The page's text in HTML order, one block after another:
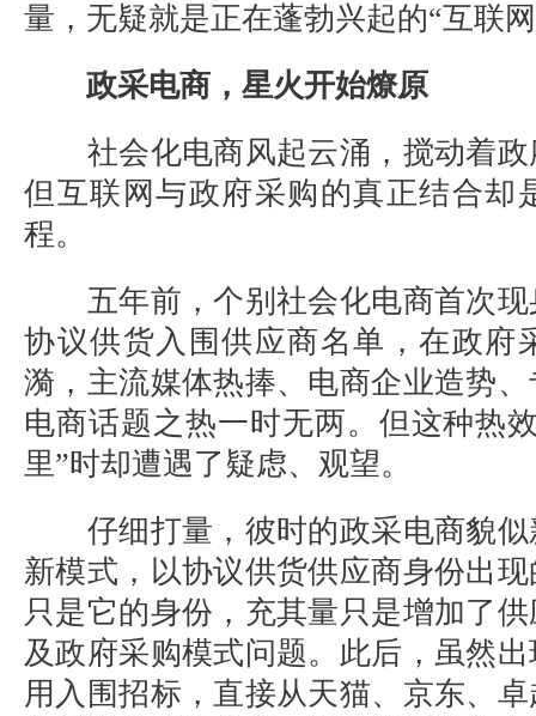
量，无疑就是正在蓬勃兴起的“互联
政采电商，星火开始燎原
社会化电商风起云涌，搅动着政
但互联网与政府采购的真正结合却
程。
五年前，个别社会化电商首次现
协议供货入围供应商名单，在政府
漪，主流媒体热捧、电商企业造势
电商话题之热一时无两。但这种热
里”时却遭遇了疑虑、观望。
仔细打量，彼时的政采电商貌似
新模式，以协议供货供应商身份出
只是它的身份，充其量只是增加了
及政府采购模式问题。此后，虽然
用入围招标，直接从天猫、京东、